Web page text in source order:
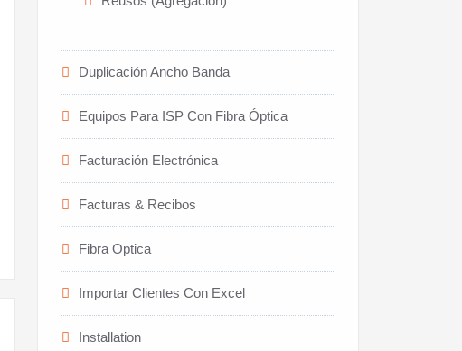
Duplicación Ancho Banda
Equipos Para ISP Con Fibra Óptica
Facturación Electrónica
Facturas & Recibos
Fibra Optica
Importar Clientes Con Excel
Installation